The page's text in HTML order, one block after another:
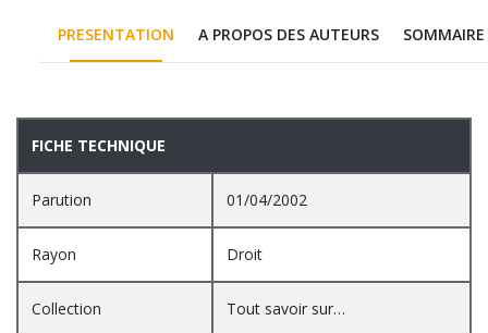
PRESENTATION A PROPOS DES AUTEURS SOMMAIRE
PRESENTATION
FICHE TECHNIQUE
Parution 01/04/2002
Rayon Droit
Collection Tout savoir sur…